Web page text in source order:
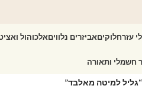
עזרחלוקיםאביזרים נלוויםאלכוהול
חשמלי ותאורה
למיטה מאלבד”